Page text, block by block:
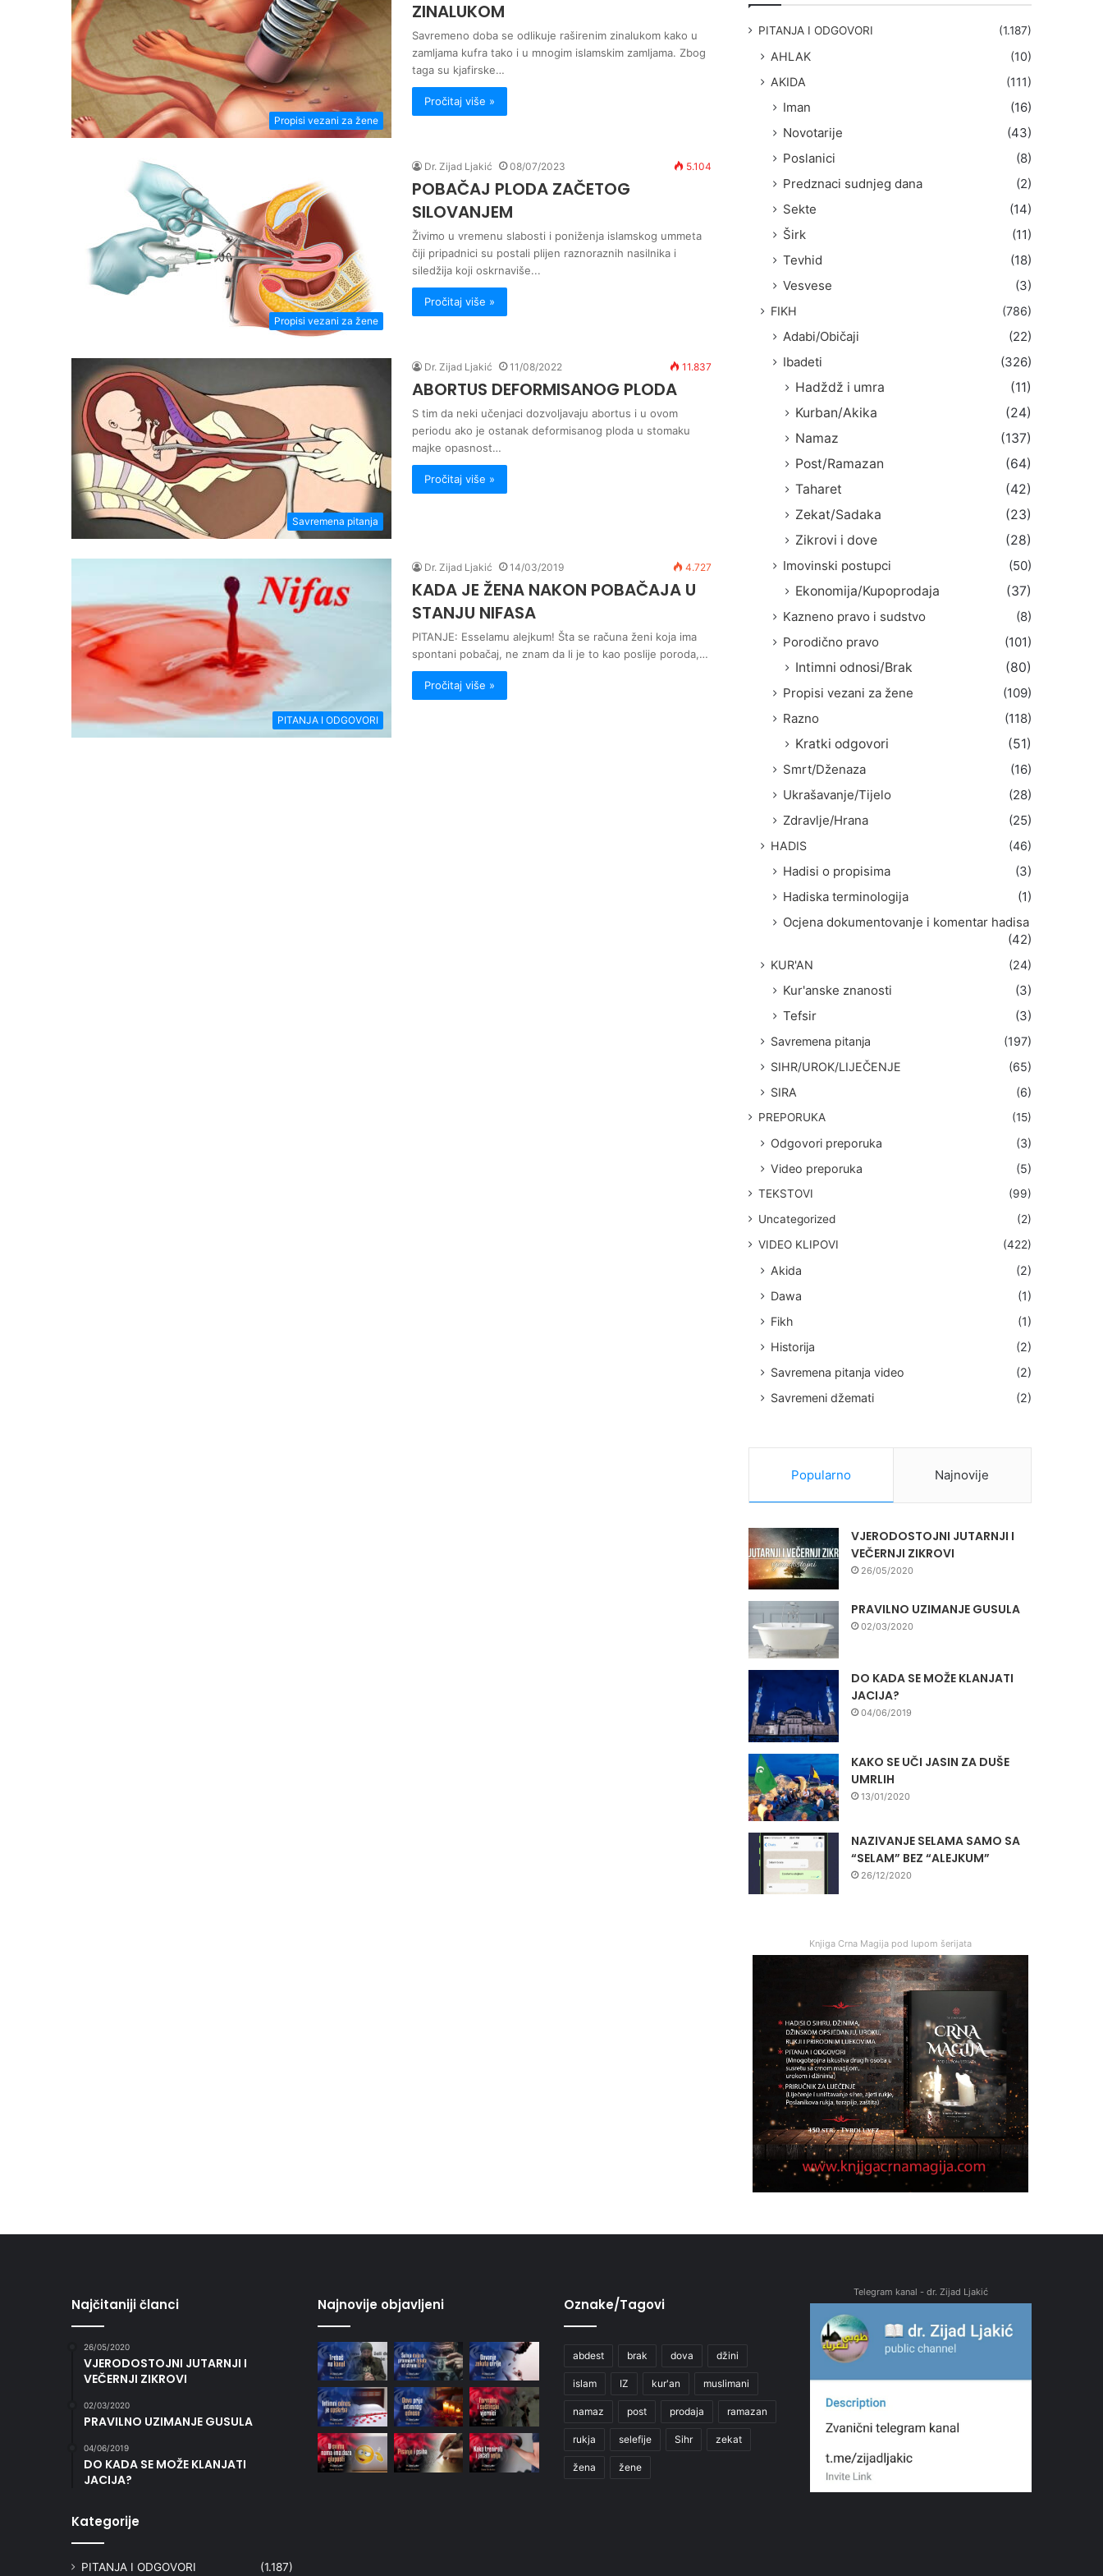
Propisi vezani za žene
ZINALUKOM
Savremeno doba se odlikuje raširenim zinalukom kako u
zamljama kufra tako i u mnogim islamskim zamljama. Zbog
taga su kjafirske…
Pročitaj više »
Propisi vezani za žene
Dr. Zijad Ljakić 08/07/2023 5.104
POBAČAJ PLODA ZAČETOG
SILOVANJEM
Živimo u vremenu slabosti i poniženja islamskog ummeta
čiji pripadnici su postali plijen raznoraznih nasilnika i
siledžija koji oskrnaviše...
Pročitaj više »
Savremena pitanja
Dr. Zijad Ljakić 11/08/2022 11.837
ABORTUS DEFORMISANOG PLODA
S tim da neki učenjaci dozvoljavaju abortus i u ovom
periodu ako je ostanak deformisanog ploda u stomaku
majke opasnost…
Pročitaj više »
PITANJA I ODGOVORI
Dr. Zijad Ljakić 14/03/2019 4.727
KADA JE ŽENA NAKON POBAČAJA U
STANJU NIFASA
PITANJE: Esselamu alejkum! Šta se računa ženi koja ima
spontani pobačaj, ne znam da li je to kao poslije poroda,…
Pročitaj više »
PITANJA I ODGOVORI (1.187)
AHLAK
(10)
AKIDA
(111)
Iman
(16)
Novotarije
(43)
Poslanici
(8)
Predznaci sudnjeg dana
(2)
Sekte
(14)
Širk
(11)
Tevhid
(18)
Vesvese
(3)
FIKH (786)
Adabi/Običaji
(22)
Ibadeti
(326)
Hadždž i umra
(11)
Kurban/Akika
(24)
Namaz
(137)
Post/Ramazan
(64)
Taharet
(42)
Zekat/Sadaka
(23)
Zikrovi i dove
(28)
Imovinski postupci
(50)
Ekonomija/Kupoprodaja
(37)
Kazneno pravo i sudstvo
(8)
Porodično pravo
(101)
Intimni odnosi/Brak
(80)
Propisi vezani za žene
(109)
Razno
(118)
Kratki odgovori
(51)
Smrt/Dženaza
(16)
Ukrašavanje/Tijelo
(28)
Zdravlje/Hrana
(25)
HADIS (46)
Hadisi o propisima
(3)
Hadiska terminologija
(1)
Ocjena dokumentovanje i komentar hadisa
(42)
KUR'AN (24)
Kur'anske znanosti
(3)
Tefsir
(3)
Savremena pitanja
(197)
SIHR/UROK/LIJEČENJE
(65)
SIRA
(6)
PREPORUKA (15)
Odgovori preporuka
(3)
Video preporuka
(5)
TEKSTOVI
(99)
Uncategorized
(2)
VIDEO KLIPOVI
(422)
Akida
(2)
Dawa
(1)
Fikh
(1)
Historija
(2)
Savremena pitanja video
(2)
Savremeni džemati
(2)
Popularno Najnovije
VJERODOSTOJNI JUTARNJI I
VEČERNJI ZIKROVI
26/05/2020
PRAVILNO UZIMANJE GUSULA
02/03/2020
DO KADA SE MOŽE KLANJATI
JACIJA?
04/06/2019
KAKO SE UČI JASIN ZA DUŠE
UMRLIH
13/01/2020
NAZIVANJE SELAMA SAMO SA
“SELAM” BEZ “ALEJKUM”
26/12/2020
Knjiga Crna Magija pod lupom šerijata
Najčitaniji članci
26/05/2020
VJERODOSTOJNI JUTARNJI I
VEČERNJI ZIKROVI
02/03/2020
PRAVILNO UZIMANJE GUSULA
04/06/2019
DO KADA SE MOŽE KLANJATI
JACIJA?
Kategorije
PITANJA I ODGOVORI (1.187)
Najnovije objavljeni Oznake/Tagovi
abdest brak dova džini
islam IZ kur'an muslimani
namaz post prodaja ramazan
rukja selefije Sihr zekat
žena žene
Telegram kanal - dr. Zijad Ljakić